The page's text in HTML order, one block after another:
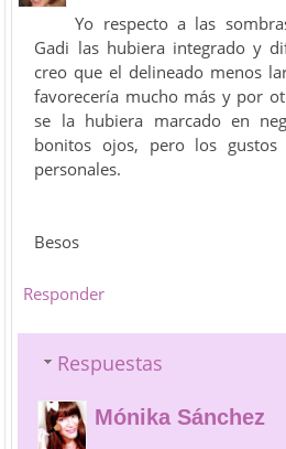
Yo respecto a las
Gadi las hubiera integrado y
creo que el delineado menos
favorecería mucho más y por
se la hubiera marcado en
bonitos ojos, pero los
personales.
Besos
Responder
Respuestas
Mónika Sánchez